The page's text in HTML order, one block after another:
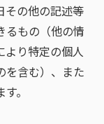
その他の記述等
るもの（他の情
より特定の個人
を含む）、また
。